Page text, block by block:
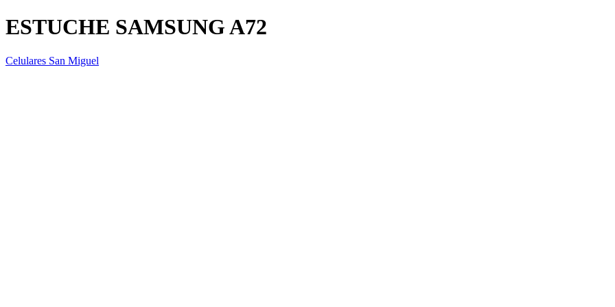
ESTUCHE SAMSUNG A72
Celulares San Miguel